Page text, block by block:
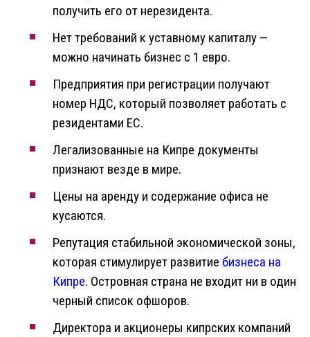
получить его от нерезидента.
Нет требований к уставному капиталу —
можно начинать бизнес с 1 евро.
Предприятия при регистрации получают
номер НДС, который позволяет работать с
резидентами ЕС.
Легализованные на Кипре документы
признают везде в мире.
Цены на аренду и содержание офиса не
кусаются.
Репутация стабильной экономической зоны,
которая стимулирует развитие бизнеса на
Кипре. Островная страна не входит ни в один
черный список офшоров.
Директора и акционеры кипрских компаний